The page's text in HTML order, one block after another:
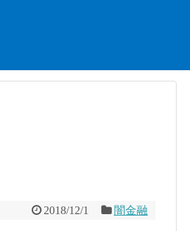
2018/12/1 闇金融